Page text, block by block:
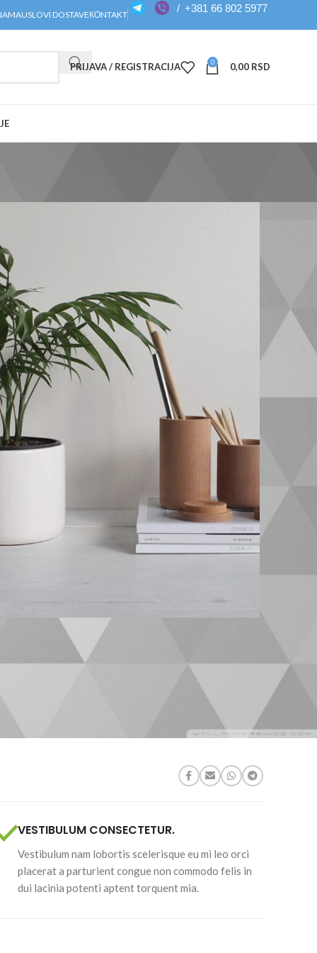
USLOVI DOSTAVEКОNTAKT
/ +381 66 802 5977
PRIJAVA / REGISTRACIJA 0 0,00 RSD
VESTIBULUM CONSECTETUR.
Vestibulum nam lobortis scelerisque eu mi leo orci
placerat a parturient congue non commodo felis in
dui lacinia potenti aptent torquent mia.